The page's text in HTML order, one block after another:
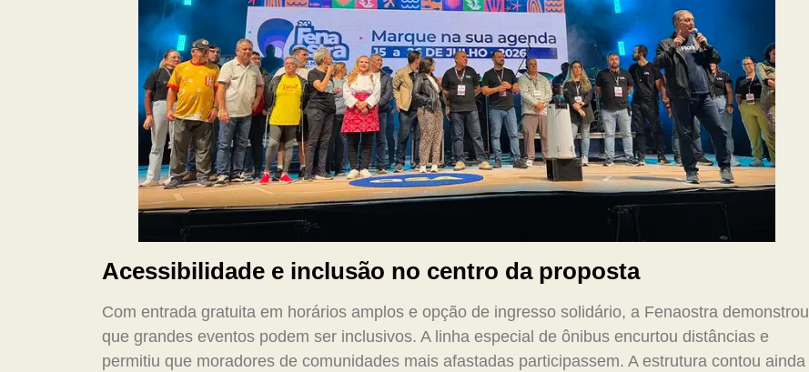
Acessibilidade e inclusão no centro da proposta
Com entrada gratuita em horários amplos e opção de ingresso solidário, a Fenaostra demonstrou
que grandes eventos podem ser inclusivos. A linha especial de ônibus encurtou distâncias e
permitiu que moradores de comunidades mais afastadas participassem. A estrutura contou ainda